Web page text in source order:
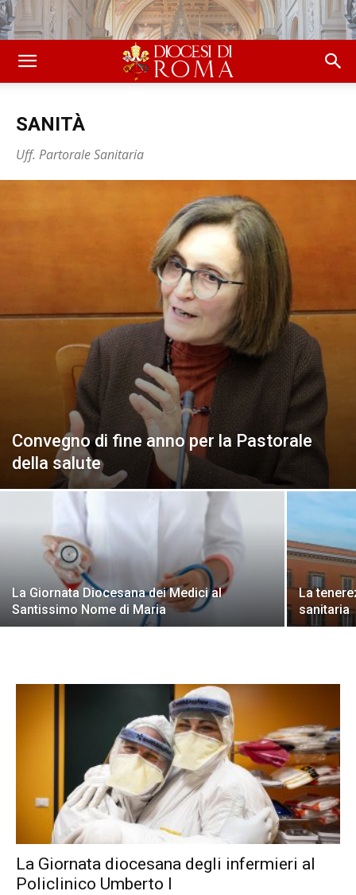
SANITÀ
Uff. Partorale Sanitaria
Convegno di fine anno per la Pastorale
della salute
La Giornata Diocesana dei Medici al
Santissimo Nome di Maria
La
sanitaria
La Giornata diocesana degli infermieri al
Policlinico Umberto I